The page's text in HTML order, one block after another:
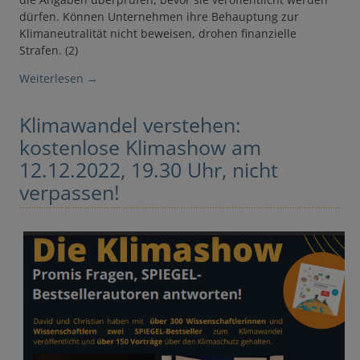
dürfen. Können Unternehmen ihre Behauptung zur
Klimaneutralität nicht beweisen, drohen finanzielle
Strafen. (2)
Weiterlesen →
Klimawandel verstehen:
kostenlose Klimashow am
12.12.2022, 19.30 Uhr, nicht
verpassen!